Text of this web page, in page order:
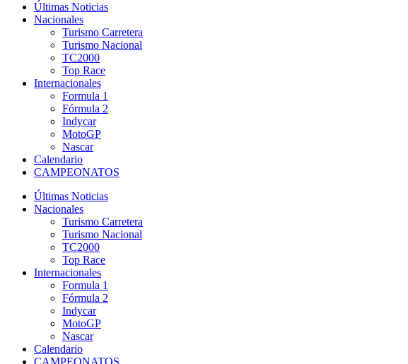
Últimas Noticias
Nacionales
Turismo Carretera
Turismo Nacional
TC2000
Top Race
Internacionales
Formula 1
Fórmula 2
Indycar
MotoGP
Nascar
Calendario
CAMPEONATOS
Últimas Noticias
Nacionales
Turismo Carretera
Turismo Nacional
TC2000
Top Race
Internacionales
Formula 1
Fórmula 2
Indycar
MotoGP
Nascar
Calendario